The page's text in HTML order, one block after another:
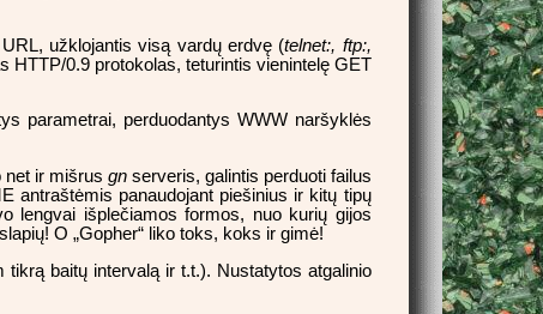
užklojantis visą vardų erdvę (telnet:, ftp:,
HTTP/0.9 protokolas, teturintis vienintelę GET
parametrai, perduodantys WWW naršyklės
net ir mišrus gnserveris, galintis perduoti failus
antraštėmis panaudojant piešinius ir kitų tipų
lengvai išplečiamos formos, nuo kurių gijos
O „Gopher“ liko toks, koks ir gimė!
baitų intervalą ir t.t.). Nustatytos atgalinio